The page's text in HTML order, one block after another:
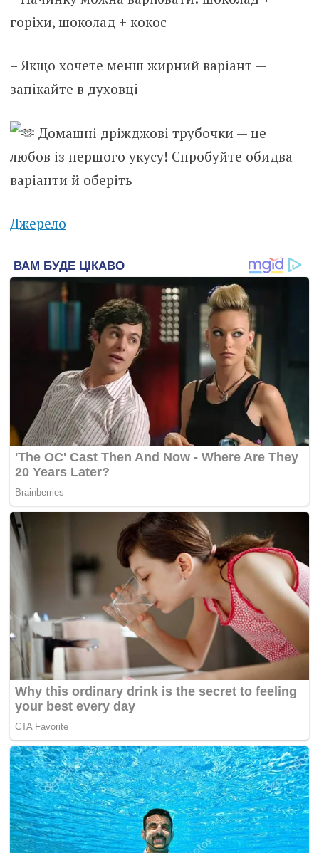
горіхи, шоколад + кокос
– Якщо хочете менш жирний варіант —
запікайте в духовці
Домашні дріжджові трубочки — це
любов із першого укусу! Спробуйте обидва
варіанти й оберіть
Джерело